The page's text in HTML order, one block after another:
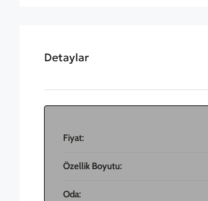
Detaylar
Fiyat:
Özellik Boyutu:
Oda: